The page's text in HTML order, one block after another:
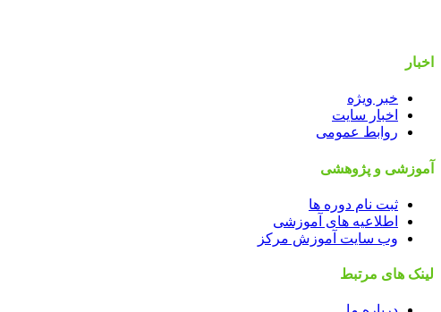
اخبار
خبر ویژه
اخبار سایت
روابط عمومی
آموزشی و پژوهشی
ثبت نام دوره ها
اطلاعیه های آموزشی
وب سایت آموزش مرکز
لینک های مرتبط